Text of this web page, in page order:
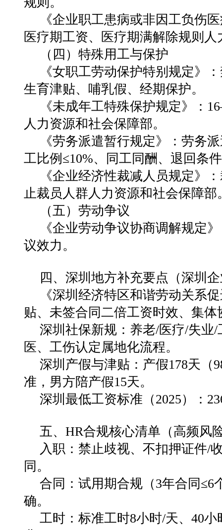
《企业职工患病或非因工负伤
医疗期工资、医疗期满解除规则
（四）特殊用工与保护
《女职工劳动保护特别规定》
生育津贴、哺乳假、经期保护。
《未成年工特殊保护规定》：
人力资源和社会保障部。
《劳务派遣暂行规定》：劳务
工比例≤10%、同工同酬、退回条
《企业经济性裁减人员规定》
止裁员人群人力资源和社会保障部
（五）劳动争议
《企业劳动争议协商调解规定
议效力。
四、深圳地方补充要点（深圳
《深圳经济特区和谐劳动关系
贴、未签合同二倍工资时效、集体
深圳社保新规：养老/医疗/失业
医、工伤认定属地化流程。
深圳产假与津贴：产假178天（
准，男方陪产假15天。
深圳最低工资标准（2025）：
五、HR合规核心清单（高频风
入职：禁止歧视、不扣押证件/
同。
合同：试用期合规（3年合同≤6
确。
工时：标准工时8小时/天、40